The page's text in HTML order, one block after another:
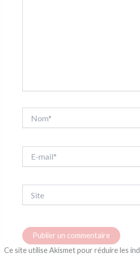
mail*
Ce site utilise Akismet pour réduire les